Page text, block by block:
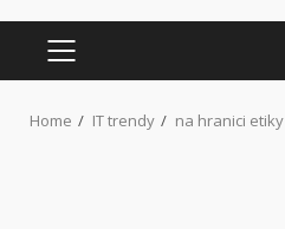
PRIMARY
MENU
Home IT trendy na hranici etiky